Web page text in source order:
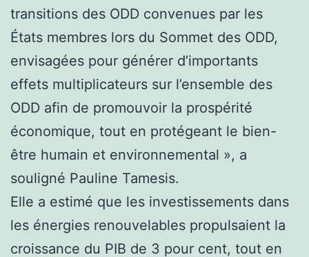
transitions des ODD convenues par les
États membres lors du Sommet des ODD,
envisagées pour générer d’importants
effets multiplicateurs sur l’ensemble des
ODD afin de promouvoir la prospérité
économique, tout en protégeant le bien-
être humain et environnemental », a
souligné Pauline Tamesis.
Elle a estimé que les investissements dans
les énergies renouvelables propulsaient la
croissance du PIB de 3 pour cent, tout en